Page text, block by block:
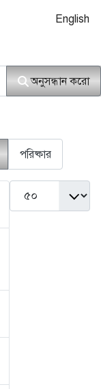
আপনার ভাষা
English
অনুসন্ধান করো
পরিষ্কার